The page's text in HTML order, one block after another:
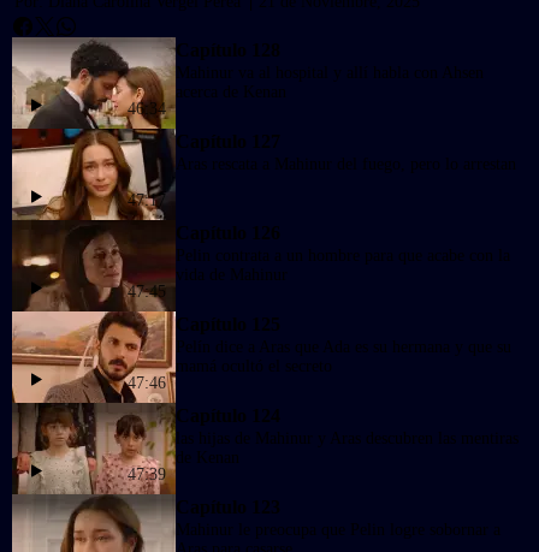
Facebook
Twitter
Whatsapp
46:34
Capítulo 128
Mahinur va al hospital y allí habla con Ahsen
acerca de Kenan
47:17
Capítulo 127
Aras rescata a Mahinur del fuego, pero lo arrestan
47:45
Capítulo 126
Pelin contrata a un hombre para que acabe con la
vida de Mahinur
47:46
Capítulo 125
Pelín dice a Aras que Ada es su hermana y que su
mamá ocultó el secreto
47:39
Capítulo 124
las hijas de Mahinur y Aras descubren las mentiras
de Kenan
Capítulo 123
Mahinur le preocupa que Pelin logre sobornar a